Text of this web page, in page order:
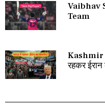
Vaibhav
Team
Kashmir
रहकर